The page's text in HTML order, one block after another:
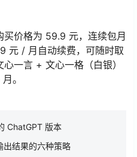
价格为 59.9 元，连续包月
元 / 月自动续费，可随时取
一言 + 文心一格（白银）
。
ChatGPT 版本
出结果的六种策略